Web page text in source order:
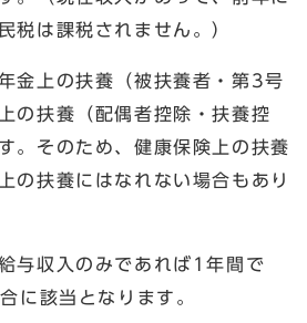
税は課税されません。）
金上の扶養（被扶養者・第3号
の扶養（配偶者控除・扶養控
。そのため、健康保険上の扶養
の扶養にはなれない場合もあり
与収入のみであれば1年間で
に該当となります。